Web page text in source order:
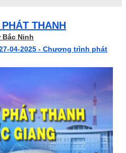
THANH
Ninh
04-2025 - Chương trình phát